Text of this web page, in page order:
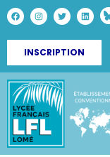
INSCRIPTION